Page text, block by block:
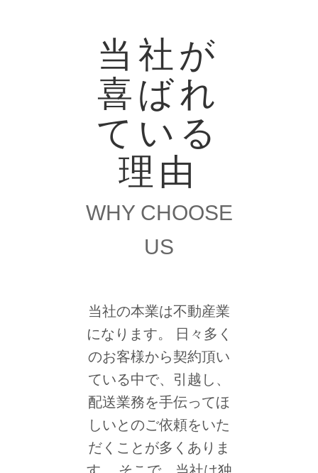
当社が
喜ばれ
ている
理由
WHY CHOOSE
US
当社の本業は不動産業
になります。 日々多く
のお客様から契約頂い
ている中で、引越し、
配送業務を手伝ってほ
しいとのご依頼をいた
だくことが多くありま